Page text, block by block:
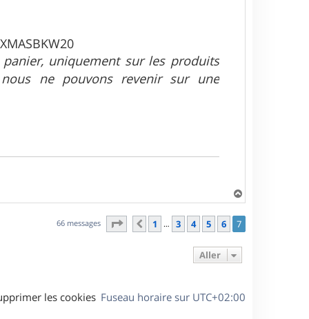
uniquement sur les produits
ne pouvons revenir sur une
a
u
66 messages Page sur
Précédent
1 … 3 4 5 6 7
Aller
Fuseau horaire sur UTC+02:00
les cookies